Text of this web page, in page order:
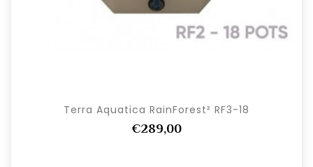
Terra Aquatica RainForest² RF3-18
€289,00